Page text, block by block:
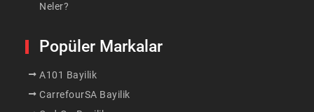
Neler?
Popüler Markalar
A101 Bayilik
CarrefourSA Bayilik